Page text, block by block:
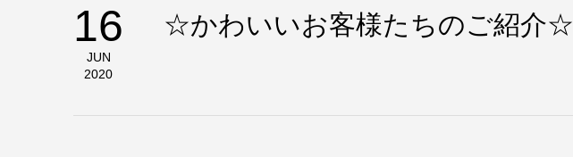
16
JUN
2020
☆かわいいお客様たちのご紹介☆